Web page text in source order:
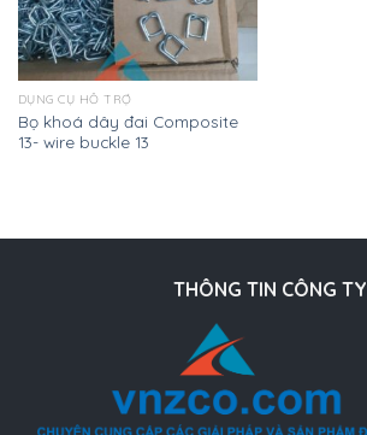
DỤNG CỤ HỖ TRỢ
Bọ khoá dây đai Composite
13- wire buckle 13
THÔNG TIN CÔNG TY